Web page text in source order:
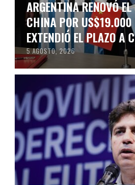
ARGENTINA RENOVÓ
CHINA POR US$19.000
EXTENDIÓ EL PLAZO A
5 AGOSTO, 2026